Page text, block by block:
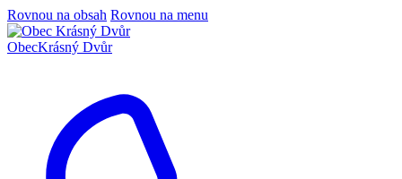
Rovnou na obsah Rovnou na menu
ObecKrásný Dvůr